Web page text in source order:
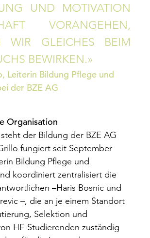
UND MOTIVATION
VORANGEHEN,
WIR GLEICHES BEIM
BEWIRKEN.»
Leiterin Bildung Pflege und
der BZE AG
Organisation
der Bildung der BZE AG
fungiert seit September
Bildung Pflege und
koordiniert zentralisiert die
–Haris Bosnic und
–, die an je einem Standort
Selektion und
HF-Studierenden zuständig